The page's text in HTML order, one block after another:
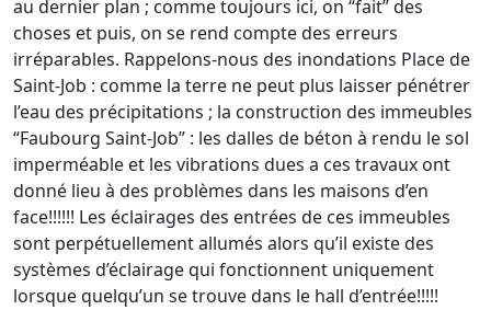
au dernier plan ; comme toujours ici, on “fait” des
choses et puis, on se rend compte des erreurs
irréparables. Rappelons-nous des inondations Place de
Saint-Job : comme la terre ne peut plus laisser pénétrer
l’eau des précipitations ; la construction des immeubles
“Faubourg Saint-Job” : les dalles de béton à rendu le sol
imperméable et les vibrations dues a ces travaux ont
donné lieu à des problèmes dans les maisons d’en
face!!!!!! Les éclairages des entrées de ces immeubles
sont perpétuellement allumés alors qu’il existe des
systèmes d’éclairage qui fonctionnent uniquement
lorsque quelqu’un se trouve dans le hall d’entrée!!!!!